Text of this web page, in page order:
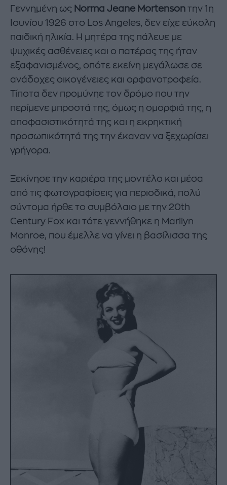
Γεννημένη ως Norma Jeane Mortenson την 1η
Ιουνίου 1926 στο Los Angeles, δεν είχε εύκολη
παιδική ηλικία. Η μητέρα της πάλευε με
ψυχικές ασθένειες και ο πατέρας της ήταν
εξαφανισμένος, οπότε εκείνη μεγάλωσε σε
ανάδοχες οικογένειες και ορφανοτροφεία.
Τίποτα δεν προμύνηε τον δρόμο που την
περίμενε μπροστά της, όμως η ομορφιά της, η
αποφασιστικότητά της και η εκρηκτική
προσωπικότητά της την έκαναν να ξεχωρίσει
γρήγορα.
Ξεκίνησε την καριέρα της μοντέλο και μέσα
από τις φωτογραφίσεις για περιοδικά, πολύ
σύντομα ήρθε το συμβόλαιο με την 20th
Century Fox και τότε γεννήθηκε η Marilyn
Monroe, που έμελλε να γίνει η βασίλισσα της
οθόνης!